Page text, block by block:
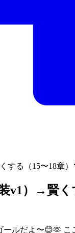
する（15〜18章）
v1）→賢く
ルだよ〜😊🫶 こ